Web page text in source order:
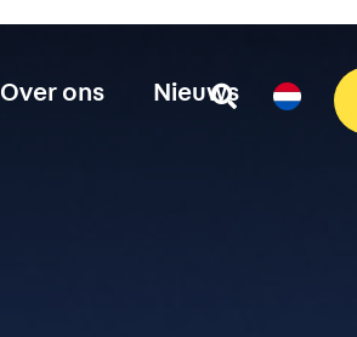
Over ons Nieuws